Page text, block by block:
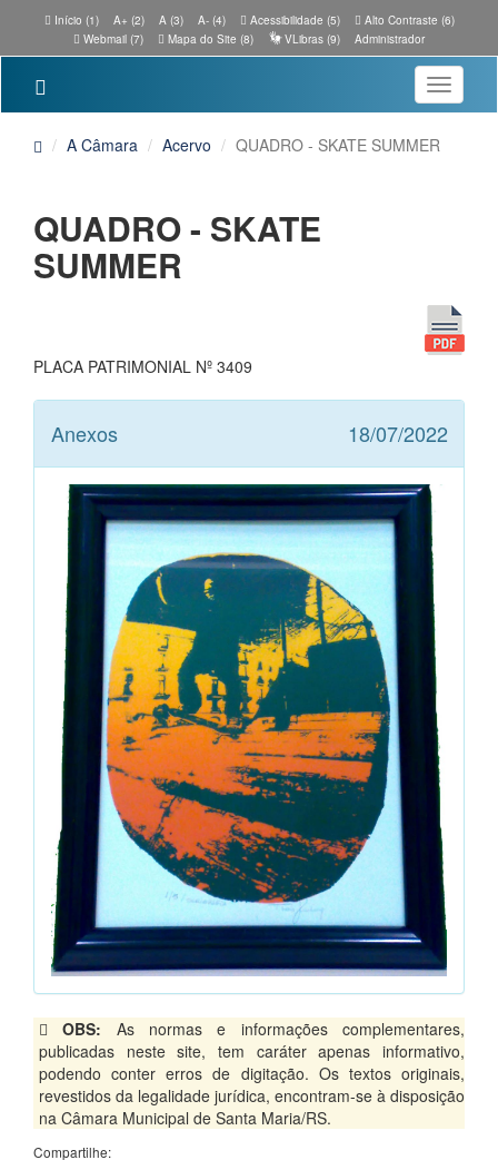
Início (1) A+ (2) A (3) A- (4) Acessibilidade (5)
Alto Contraste (6)
Webmail (7)
Mapa do Site (8) VLibras (9) Administrador
Toggle
A Câmara Acervo QUADRO - SKATE SUMMER
QUADRO - SKATE
SUMMER
PLACA PATRIMONIAL Nº 3409
Anexos 18/07/2022
OBS: As normas e informações complementares,
publicadas neste site, tem caráter apenas informativo,
podendo conter erros de digitação. Os textos originais,
revestidos da legalidade jurídica, encontram-se à disposição
na Câmara Municipal de Santa Maria/RS.
Compartilhe: